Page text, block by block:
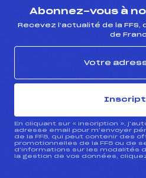
Abonnez-vous à
Recevez l’actualité de la FFS,
de
En cliquant sur « inscription »,
adresse email pour m’envoyer
de la FFS, qui peut contenir des
promotionnelles de la FFS ou de
d’informations sur les modalités
la gestion de vos données,